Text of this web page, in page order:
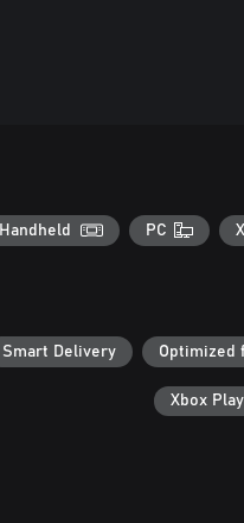
PC
Handheld
Optimized
Smart Delivery
Xbox